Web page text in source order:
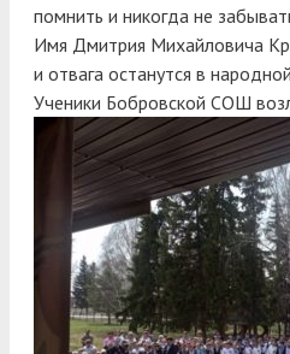
помнить и никогда не
Имя Дмитрия Михайловича
и отвага останутся в
Ученики Бобровской СОШ